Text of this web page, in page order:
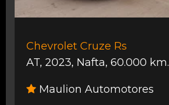
Chevrolet Cruze Rs
AT, 2023, Nafta, 60.000 km.
Maulion Automotores